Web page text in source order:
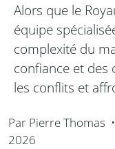
Alors que le
équipe
complexité du
confiance et des
les conflits et
Par Pierre Thomas •
2026